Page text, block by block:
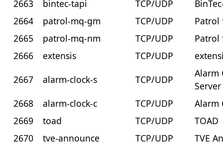
2663 bintec-tapi TCP/UDP
2664
patrol-mq-gm TCP/UDP
Patrol
2665
patrol-mq-nm TCP/UDP
Patrol
2666
extensis TCP/UDP
2667
alarm-clock-s TCP/UDP
Alarm
Server
2668
alarm-clock-c TCP/UDP
Alarm
2669
toad TCP/UDP
TOAD
2670
tve-announce TCP/UDP
TVE